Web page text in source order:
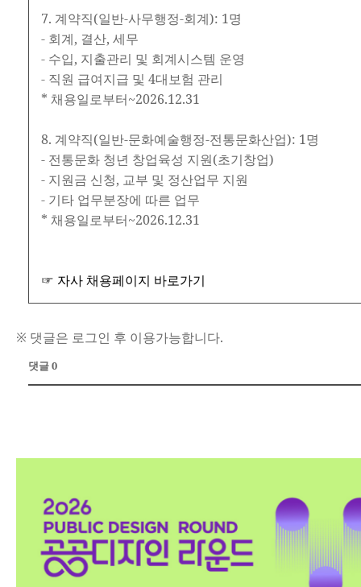
7. 계약직(일반-사무행정-회계): 1명
- 회계, 결산, 세무
- 수입, 지출관리 및 회계시스템 운영
- 직원 급여지급 및 4대보험 관리
* 채용일로부터~2026.12.31
8. 계약직(일반-문화예술행정-전통문화산업): 1명
- 전통문화 청년 창업육성 지원(초기창업)
- 지원금 신청, 교부 및 정산업무 지원
- 기타 업무분장에 따른 업무
* 채용일로부터~2026.12.31
☞ 자사 채용페이지 바로가기
※ 댓글은 로그인 후 이용가능합니다.
댓글 0